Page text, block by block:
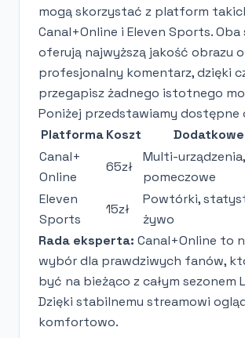
mogą skorzystać z platform
Canal+Online i Eleven Sports. Oba
oferują najwyższą jakość obrazu
profesjonalny komentarz, dzięki
przegapisz żadnego istotnego
Poniżej przedstawiamy dostępne
Platforma Koszt
Canal+
Online
65zł
Multi-
pomeczowe
Eleven
Sports
15zł
Powtórki,
żywo
Rada eksperta: Canal+Online to
wybór dla prawdziwych fanów,
być na bieżąco z całym sezonem
Dzięki stabilnemu streamowi
komfortowo.